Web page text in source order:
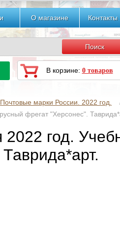
О магазине Контакты
В корзине: 0 товаров
Почтовые марки России. 2022 год.
фрегат "Херсонес".
год.